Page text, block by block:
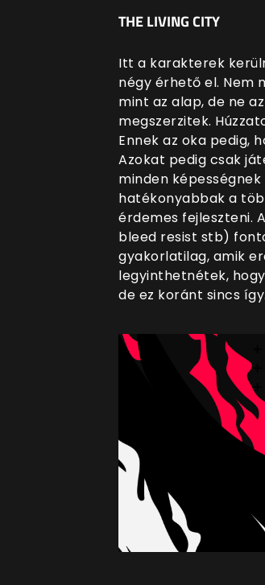
THE LIVING CITY
Itt a karakterek
négy érhető el. Nem
mint az alap, de ne
megszerzitek.
Ennek az oka pedig,
Azokat pedig csak
minden
hatékonyabbak a
érdemes fejleszteni.
bleed resist stb)
gyakorlatilag, amik
legyinthetnétek,
de ez koránt sincs így.